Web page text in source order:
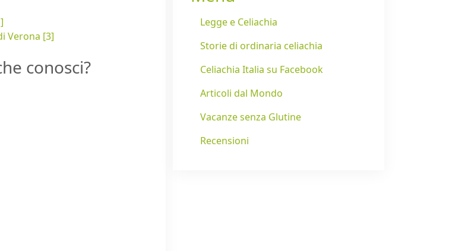
Verona [3]
conosci?
Legge e Celiachia
Storie di ordinaria celiachia
Celiachia Italia su Facebook
Articoli dal Mondo
Vacanze senza Glutine
Recensioni